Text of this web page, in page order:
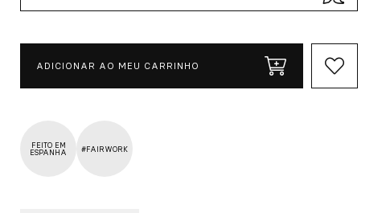
ADICIONAR AO MEU CARRINHO
FEITO EM
ESPANHA
#FAIRWORK